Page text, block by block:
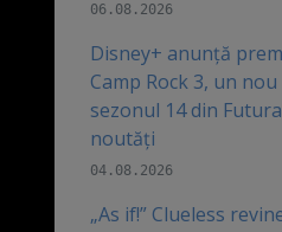
06.08.2026
Disney+ anunță
Camp Rock 3, un
sezonul 14 din
noutăți
04.08.2026
„As if!” Clueless